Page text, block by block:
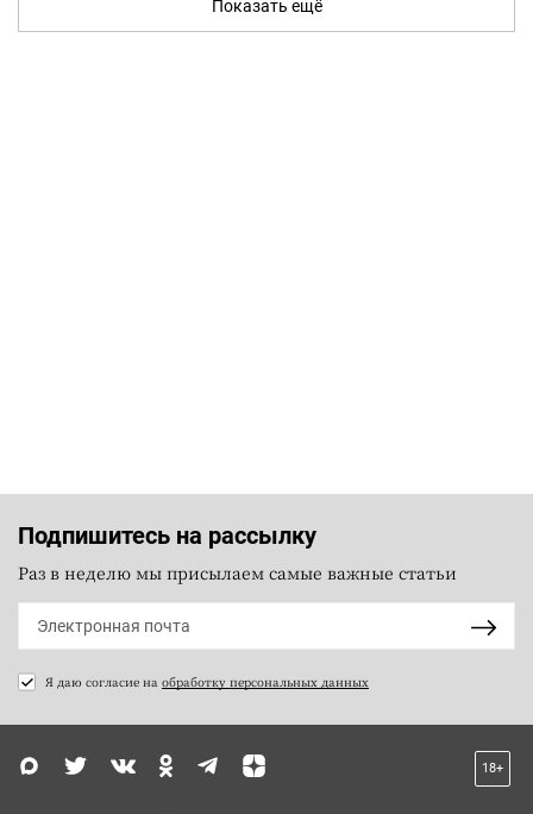
Показать ещё
Подпишитесь на рассылку
Раз в неделю мы присылаем самые важные статьи
Я даю согласие на обработку персональных данных
18+